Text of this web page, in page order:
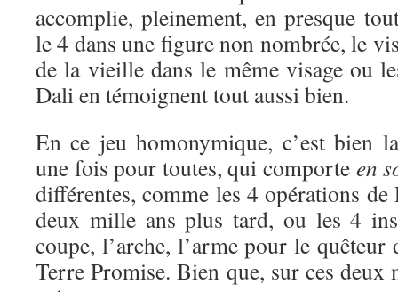
accomplie, pleinement, en presque
le 4 dans une figure non nombrée, le
de la vieille dans le même visage ou
Dali en témoignent tout aussi bien.
En ce jeu homonymique, c’est bien
une fois pour toutes, qui comporte en
différentes, comme les 4 opérations de
deux mille ans plus tard, ou les 4
coupe, l’arche, l’arme pour le
Terre Promise. Bien que, sur ces deux